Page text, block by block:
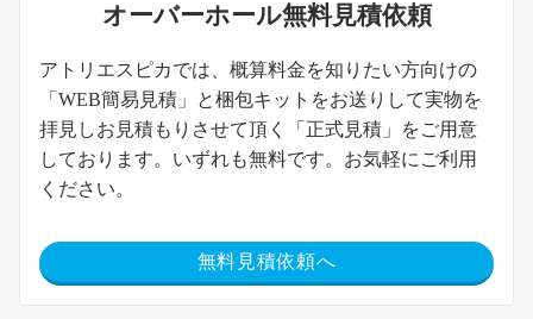
オーバーホール無料見積依頼
アトリエスピカでは、概算料金を知りたい方向けの
「WEB簡易見積」と梱包キットをお送りして実物を
拝見しお見積もりさせて頂く「正式見積」をご用意
しております。いずれも無料です。お気軽にご利用
ください。
無料見積依頼へ